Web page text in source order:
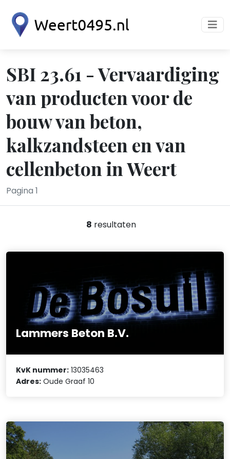
SBI 23.61 - Vervaardiging
van producten voor de
bouw van beton,
kalkzandsteen en van
cellenbeton in Weert
Pagina 1
8 resultaten
Lammers Beton B.V.
KvK nummer: 13035463
Adres: Oude Graaf 10